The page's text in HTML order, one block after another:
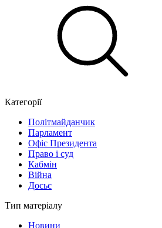
Категорії
Політмайданчик
Парламент
Офіс Президента
Право і суд
Кабмін
Війна
Досьє
Тип матеріалу
Новини